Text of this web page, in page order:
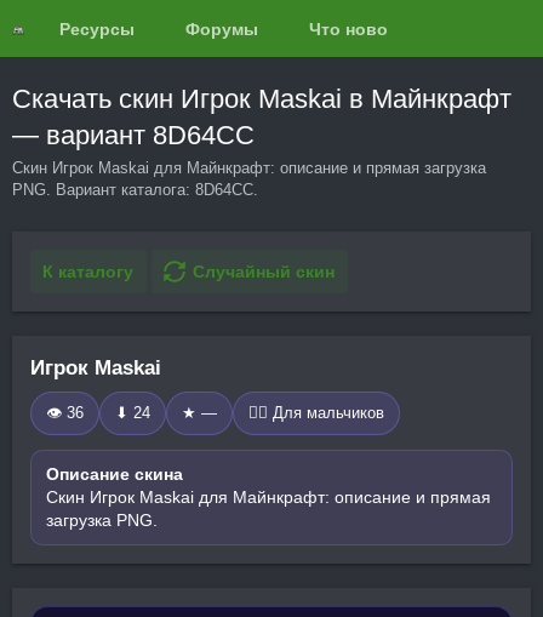
Ресурсы Форумы Что нового?
Скачать скин Игрок Maskai в Майнкрафт
— вариант 8D64CC
Скин Игрок Maskai для Майнкрафт: описание и прямая загрузка
PNG. Вариант каталога: 8D64CC.
К каталогу Случайный скин
Игрок Maskai
👁 36 ⬇ 24 ★ — 🧍‍♂️ Для мальчиков
Описание скина
Скин Игрок Maskai для Майнкрафт: описание и прямая
загрузка PNG.